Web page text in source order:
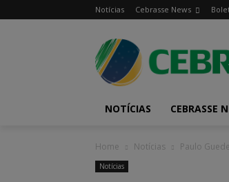
Notícias Cebrasse News
NOTÍCIAS CEBRASSE
Home Notícias Paulo
Notícias